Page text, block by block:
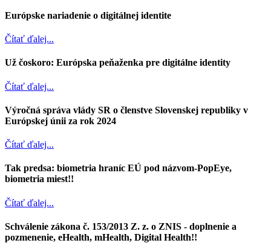
Európske nariadenie o digitálnej identite
Čítať ďalej...
Už čoskoro: Európska peňaženka pre digitálne identity
Čítať ďalej...
Výročná správa vlády SR o členstve Slovenskej republiky v
Európskej únii za rok 2024
Čítať ďalej...
Tak predsa: biometria hraníc EÚ pod názvom-PopEye,
biometria miest!!
Čítať ďalej...
Schválenie zákona č. 153/2013 Z. z. o ZNIS - doplnenie a
pozmenenie, eHealth, mHealth, Digital Health!!